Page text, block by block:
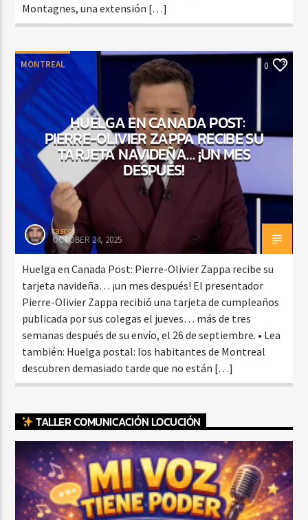
Montagnes, una extensión […]
MONTREAL 0
HUELGA EN CANADA POST:
PIERRE-OLIVIER ZAPPA RECIBE SU
TARJETA NAVIDEÑA… ¡UN MES
DESPUÉS!
rasco
OCTOBER 24, 2025
Huelga en Canada Post: Pierre-Olivier Zappa recibe su
tarjeta navideña… ¡un mes después! El presentador
Pierre-Olivier Zappa recibió una tarjeta de cumpleaños
publicada por sus colegas el jueves… más de tres
semanas después de su envío, el 26 de septiembre. • Lea
también: Huelga postal: los habitantes de Montreal
descubren demasiado tarde que no están […]
TALLER COMUNICACIÓN LOCUCIÓN